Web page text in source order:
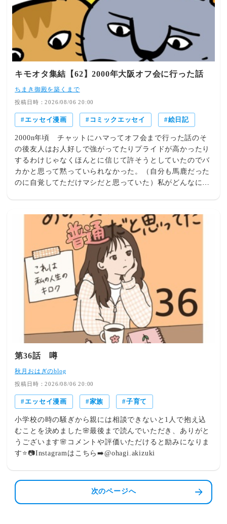
キモオタ集結【62】2000年大阪オフ会に行った話
ちまき御殿を築くまで
投稿日時：2026/08/06 20:00
エッセイ漫画 コミックエッセイ 絵日記
2000n年頃 チャットにハマってオフ会まで行った話のそ
の後友人はお人好しで強がってたりプライドが高かったり
するわけじゃなくほんとに信じて許そうとしていたのでバ
カかと思って黙っていられなかった。（自分も馬鹿だった
のに自覚してただけマシだと思っていた）私がどんなに誰
うどう、となだめ、絶対一緒になって悪口言うこともない
優しい友人。仲良しだけど、いつもこういう時の熱量が全
然違っていてこの時は無性にイライラした。怒りを引き出
そうとしたのだが、それはブランにではなく、私に対して
だった。
第36話 噂
秋月おはぎのblog
投稿日時：2026/08/06 20:00
エッセイ漫画 家族 子育て
小学校の時の騒ぎから親には相談できないと1人で抱え込
むことを決めました🌸最後まで読んでいただき、ありがと
うございます🌸コメントや評価いただけると励みになりま
す⭐️📷Instagramはこちら➡️@ohagi.akizuki
次のページへ